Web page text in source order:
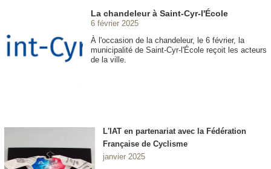
La chandeleur à Saint-Cyr-l'École
6 février 2025
À l'occasion de la chandeleur, le 6 février, la
municipalité de Saint-Cyr-l'École reçoit les acteurs
de la ville.
L'IAT en partenariat avec la Fédération
Française de Cyclisme
janvier 2025